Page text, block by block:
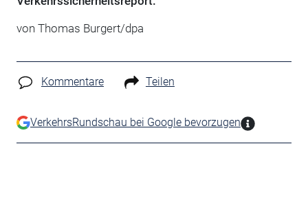
von Thomas Burgert/dpa
Kommentare Teilen
VerkehrsRundschau bei Google bevorzugen